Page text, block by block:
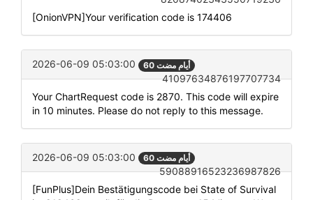
[OnionVPN]Your verification code is 174406
2026-06-09 05:03:00 60 أيام مضت
41097634876197707734
Your ChartRequest code is 2870. This code will expire
in 10 minutes. Please do not reply to this message.
2026-06-09 05:03:00 60 أيام مضت
59088916523236987826
[FunPlus]Dein Bestätigungscode bei State of Survival